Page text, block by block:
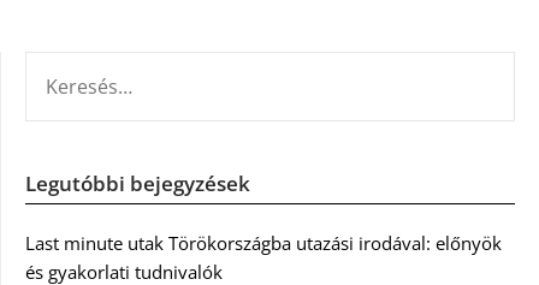
Legutóbbi bejegyzések
Last minute utak Törökországba utazási irodával: előnyök
és gyakorlati tudnivalók